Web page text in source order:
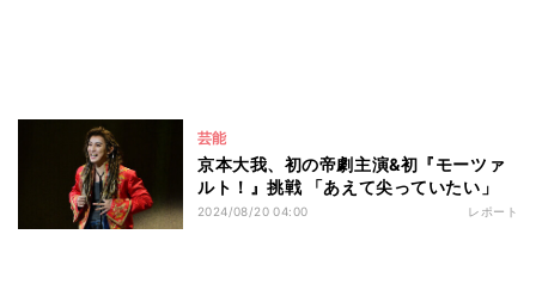
芸能
京本大我、初の帝劇主演&初『モーツァ
ルト！』挑戦 「あえて尖っていたい」
2024/08/20 04:00 レポート